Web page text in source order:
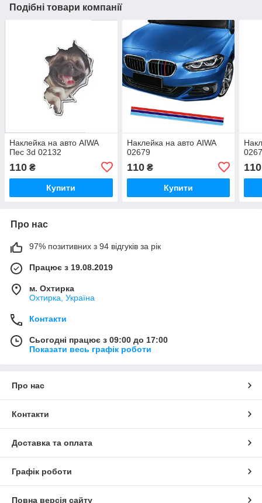
Подібні товари компанії
Наклейка на авто AIWA
Пес 3d 02132
110 ₴
Купити
Наклейка на авто AIWA
02679
110₴
Купити
110
Про нас
97% позитивних з 94 відгуків за рік
Працює з 19.08.2019
м. Охтирка
Охтирка, Україна
Контакти
Сьогодні працює з 09:00 до 17:00
Показати весь графік роботи
Про нас
Контакти
Доставка та оплата
Графік роботи
Повна версія сайту